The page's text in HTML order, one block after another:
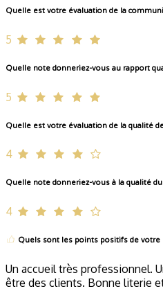
Quelle est votre évaluation de la
5
Quelle note donneriez-vous au rapport
5
Quelle est votre évaluation de la qualité
4
Quelle note donneriez-vous à la qualité du
4
Quels sont les points positifs de votre
Un accueil très professionnel.
être des clients. Bonne literie